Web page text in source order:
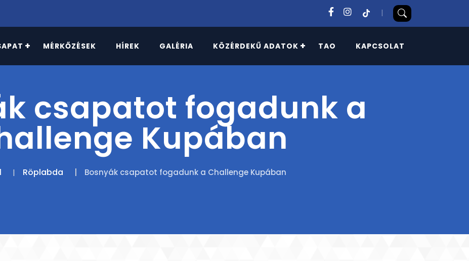
|
MÉRKŐZÉSEK HÍREK GALÉRIA KÖZÉRDEKŰ ADATOK TAO KAPCSOLAT
csapatot fogadunk a
Kupában
Röplabda Bosnyák csapatot fogadunk a Challenge Kupában